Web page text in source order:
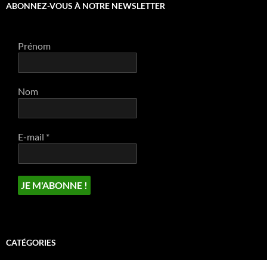
ABONNEZ-VOUS À NOTRE NEWSLETTER
Prénom
Nom
E-mail *
CATÉGORIES